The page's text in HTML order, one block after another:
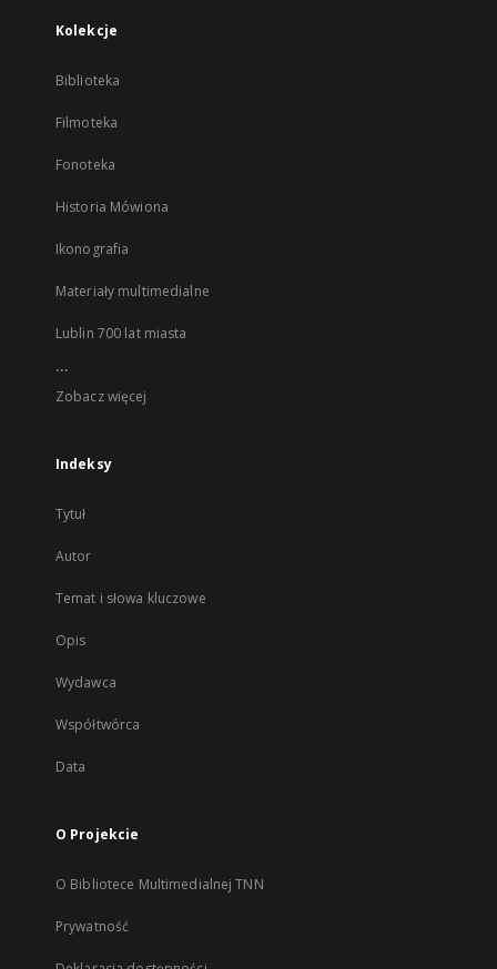
Kolekcje
Biblioteka
Filmoteka
Fonoteka
Historia Mówiona
Ikonografia
Materiały multimedialne
Lublin 700 lat miasta
...
Zobacz więcej
Indeksy
Tytuł
Autor
Temat i słowa kluczowe
Opis
Wydawca
Współtwórca
Data
O Projekcie
O Bibliotece Multimedialnej TNN
Prywatność